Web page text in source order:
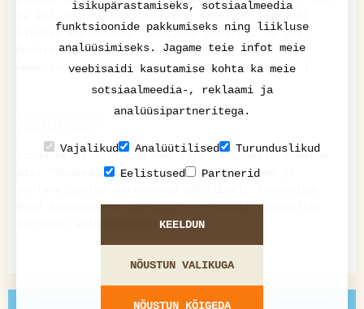
alguses Euroopasse. Eestisse asustati ta 1947.
Ondatra karvastu on pehme ja tihe, pikka
ümmargust saba katavad väikesed soomused[...]
Linda Petti kirjutab oma 1978. a. juusturaamatus
nii: "Osseedi, jerevani, gruusia, tušino jt
Neid kasutatakse hatšapuri - Gruusia rahvuslike
pirukate valmistamiseks[...]
KUVA KÕIKI
isikupärastamiseks, sotsiaalmeedia
funktsioonide pakkumiseks ning liikluse
analüüsimiseks. Jagame teie infot meie
veebisaidi kasutamise kohta ka meie
sotsiaalmeedia-, reklaami ja
analüüsipartneritega.
Vajalikud Analüütilised
Turunduslikud
Eelistused
Partnerid
KEELDUN
NÕUSTUN VALIKUGA
NÕUSTUN KÕIGEDA